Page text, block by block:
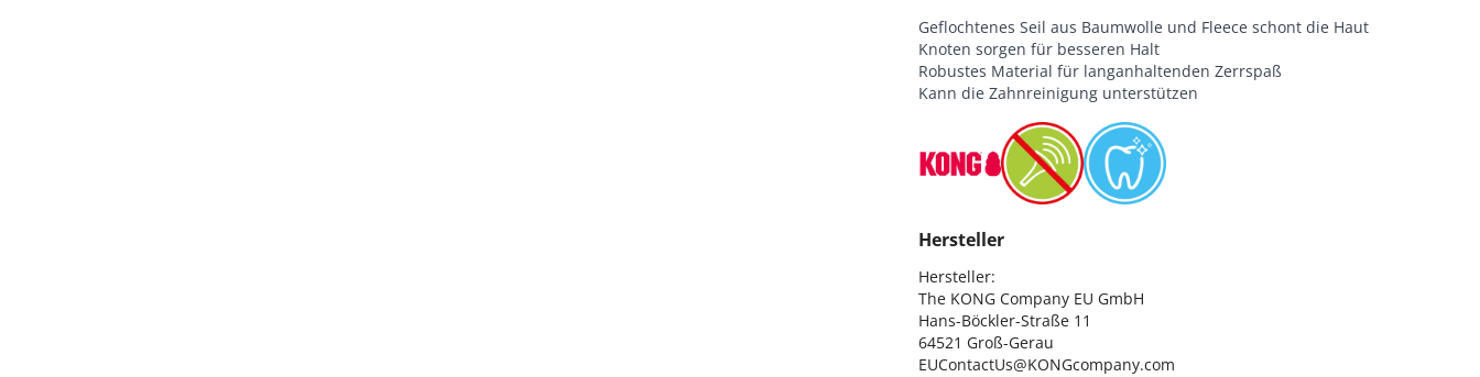
Geflochtenes Seil aus Baumwolle und Fleece schont die Haut
Knoten sorgen für besseren Halt
Robustes Material für langanhaltenden Zerrspaß
Kann die Zahnreinigung unterstützen
Hersteller
Hersteller:
The KONG Company EU GmbH
Hans-Böckler-Straße 11
64521 Groß-Gerau
EUContactUs@KONGcompany.com